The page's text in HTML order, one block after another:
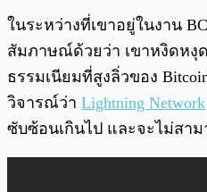
ในระหว่างที่เขาอยู่ในงาน
สัมภาษณ์ด้วยว่า เขาหงิดหงุ
ธรรมเนียมที่สูงลิ่วของ
วิจารณ์ว่า Lightning Network
ซับซ้อนเกินไป และจะไม่สาม